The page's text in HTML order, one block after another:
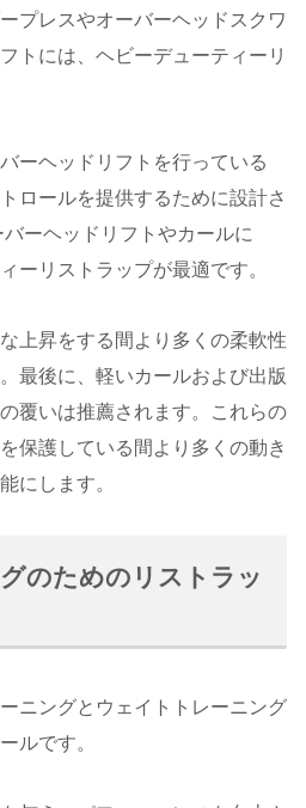
プレスやオーバーヘッドスクワ
トには、ヘビーデューティーリ
ーヘッドリフトを行っている
ロールを提供するために設計さ
ーヘッドリフトやカールに
ーリストラップが最適です。
上昇をする間より多くの柔軟性
最後に、軽いカールおよび出版
覆いは推薦されます。これらの
保護している間より多くの動き
にします。
のためのリストラッ
ニングとウェイトトレーニング
ルです。